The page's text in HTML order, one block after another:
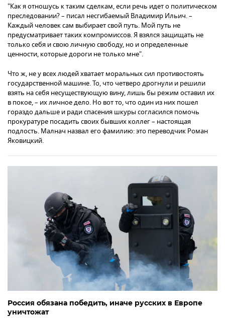
"Как я отношусь к таким сделкам, если речь идет о политическом
преследовании? – писал несгибаемый Владимир Ильич. –
Каждый человек сам выбирает свой путь. Мой путь не
предусматривает таких компромиссов. Я взялся защищать не
только себя и свою личную свободу, но и определенные
ценности, которые дороги не только мне".
Что ж, не у всех людей хватает моральных сил противостоять
государственной машине. То, что четверо дрогнули и решили
взять на себя несуществующую вину, лишь бы режим оставил их
в покое, – их личное дело. Но вот то, что один из них пошел
гораздо дальше и ради спасения шкуры согласился помочь
прокуратуре посадить своих бывших коллег – настоящая
подлость. Малнач назвал его фамилию: это переводчик Роман
Яковицкий.
Россия обязана победить, иначе русских в Европе
уничтожат